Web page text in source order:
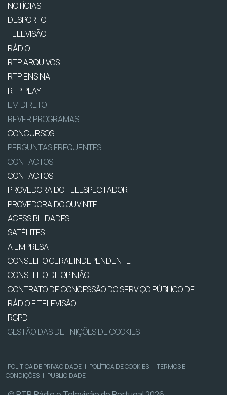
NOTÍCIAS
DESPORTO
TELEVISÃO
RÁDIO
RTP ARQUIVOS
RTP ENSINA
RTP PLAY
EM DIRETO
REVER PROGRAMAS
CONCURSOS
PERGUNTAS FREQUENTES
CONTACTOS
CONTACTOS
PROVEDORA DO TELESPECTADOR
PROVEDORA DO OUVINTE
ACESSIBILIDADES
SATÉLITES
A EMPRESA
CONSELHO GERAL INDEPENDENTE
CONSELHO DE OPINIÃO
CONTRATO DE CONCESSÃO DO SERVIÇO PÚBLICO DE
RÁDIO E TELEVISÃO
RGPD
GESTÃO DAS DEFINIÇÕES DE COOKIES
POLÍTICA DE PRIVACIDADE | POLÍTICA DE COOKIES | TERMOS E
CONDIÇÕES | PUBLICIDADE